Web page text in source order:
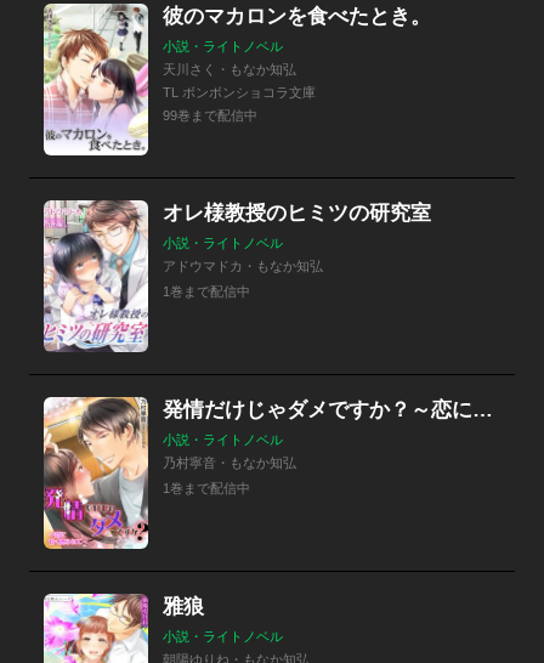
彼のマカロンを食べたとき。
小説・ライトノベル
天川さく・もなか知弘
TL ボンボンショコラ文庫
99巻まで配信中
オレ様教授のヒミツの研究室
小説・ライトノベル
アドウマドカ・もなか知弘
1巻まで配信中
発情だけじゃダメですか？～恋に甘く縛られて～
小説・ライトノベル
乃村寧音・もなか知弘
1巻まで配信中
雅狼
小説・ライトノベル
朝陽ゆりね・もなか知弘